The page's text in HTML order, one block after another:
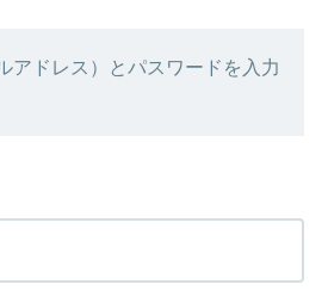
アドレス）とパスワードを入力